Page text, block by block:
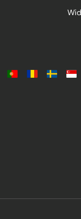
dem Inhalt
oder einer anderen
und stabil beim.
sich nicht zu sehr